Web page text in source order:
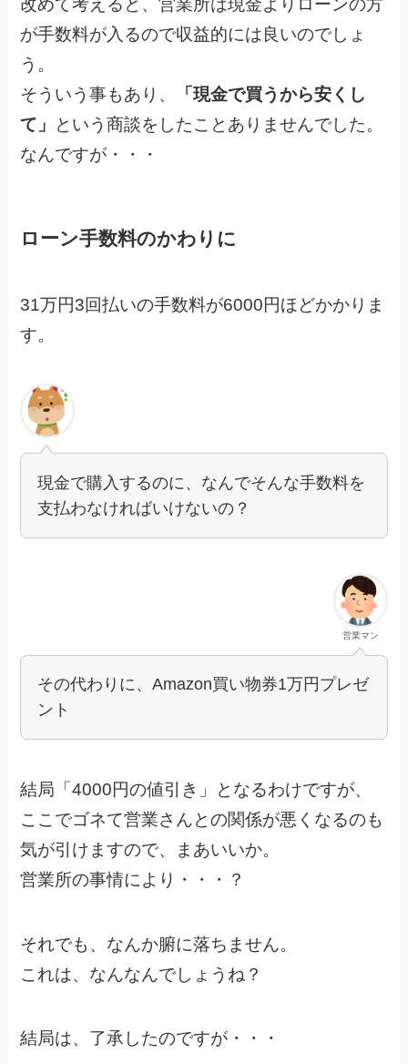
改めて考えると、営業所は現金よりローンの方
が手数料が入るので収益的には良いのでしょ
う。
そういう事もあり、
「現金で買うから安くし
て」
という商談をしたことありませんでした。
なんですが・・・
ローン手数料のかわりに
31万円3回払いの手数料が6000円ほどかかりま
す。
現金で購入するのに、なんでそんな手数料を
支払わなければいけないの？
営業マン
その代わりに、Amazon買い物券1万円プレゼ
ント
結局「4000円の値引き」となるわけですが、
ここでゴネて営業さんとの関係が悪くなるのも
気が引けますので、まあいいか。
営業所の事情により・・・？
それでも、なんか腑に落ちません。
これは、なんなんでしょうね？
結局は、了承したのですが・・・